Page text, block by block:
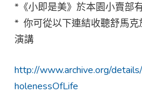
*《小即是美》於本園小賣部
* 你可從以下連結收聽舒馬
演講
http://www.archive.org/
holenessOfLife